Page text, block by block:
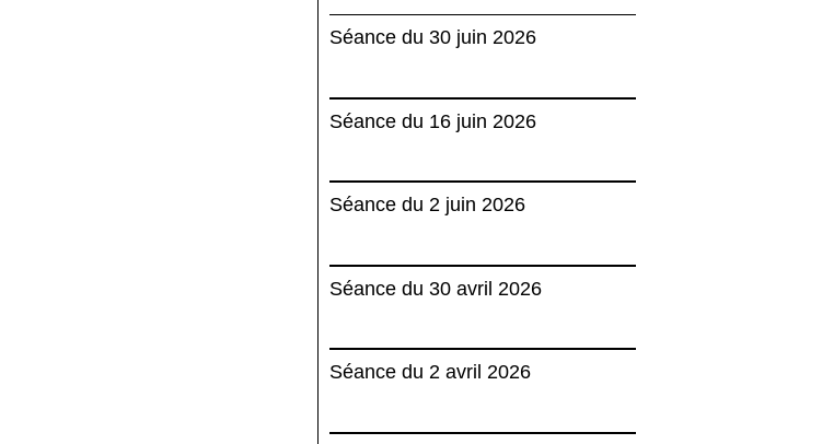
Séance du 30 juin 2026
Séance du 16 juin 2026
Séance du 2 juin 2026
Séance du 30 avril 2026
Séance du 2 avril 2026